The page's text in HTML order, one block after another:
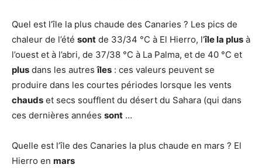
Quel est l’île la plus chaude des Canaries ? Les pics de
chaleur de l’été sont de 33/34 °C à El Hierro, l’île la plus à
l’ouest et à l’abri, de 37/38 °C à La Palma, et de 40 °C et
plus dans les autresîles : ces valeurs peuvent se
produire dans les courtes périodes lorsque les vents
chauds et secs soufflent du désert du Sahara (qui dans
ces dernières années sont …
Quelle est l’île des Canaries la plus chaude en mars ? El
Hierro en mars